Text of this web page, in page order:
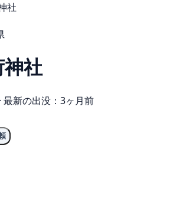
社
社
· 最新の出没：3ヶ月前